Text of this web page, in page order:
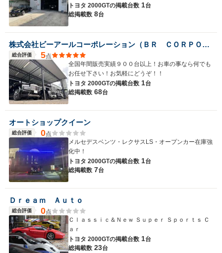
トヨタ 2000GTの掲載台数 1台
総掲載数 8台
株式会社ビーアールコーポレーション（ＢＲ ＣＯＲＰＯＲＡＴＩＯＮ）
総合評価 5点
全国年間販売実績９００台以上！お車の事なら何でも
お任せ下さい！お気軽にどうぞ！！
トヨタ 2000GTの掲載台数 1台
総掲載数 68台
オートショップクイーン
総合評価 0点
メルセデスベンツ・レクサスLS・オープンカー在庫強
化中！
トヨタ 2000GTの掲載台数 1台
総掲載数 7台
Ｄｒｅａｍ Ａｕｔｏ
総合評価 0点
Ｃｌａｓｓｉｃ＆Ｎｅｗ Ｓｕｐｅｒ Ｓｐｏｒｔｓ Ｃ
ａｒ
トヨタ 2000GTの掲載台数 1台
総掲載数 23台